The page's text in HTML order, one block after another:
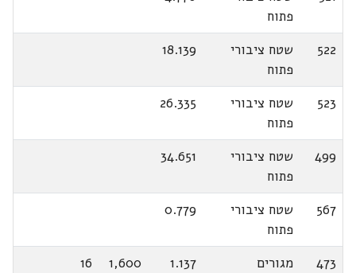
פתוח
522
שטח ציבורי
פתוח
18.139
523
שטח ציבורי
פתוח
26.335
499
שטח ציבורי
פתוח
34.651
567
שטח ציבורי
פתוח
0.779
473 מגורים 1.137
1,600
16